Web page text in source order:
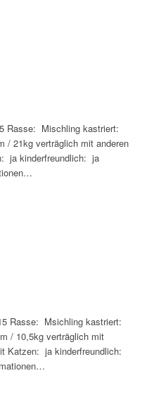
Rasse: Mischling kastriert:
/ 21kg verträglich mit anderen
ja kinderfreundlich: ja
Rasse: Msichling kastriert:
/ 10,5kg verträglich mit
Katzen: ja kinderfreundlich: